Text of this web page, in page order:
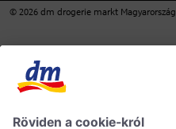
© 2026 dm drogerie markt Magyarország